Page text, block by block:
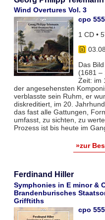
Wind Overtures Vol. 3
cpo
1 CD •
Das
(1681 –
Zeit: im
der angesehensten
verblasste sein Ruhm, er
diskreditiert, im 20.
das fast alle Gattungen,
umfasst, zu sichten, zu
Prozess ist bis heute im
»zur
Ferdinand Hiller
Symphonies in E minor &
Brandenburisches
Grifftiths
cpo